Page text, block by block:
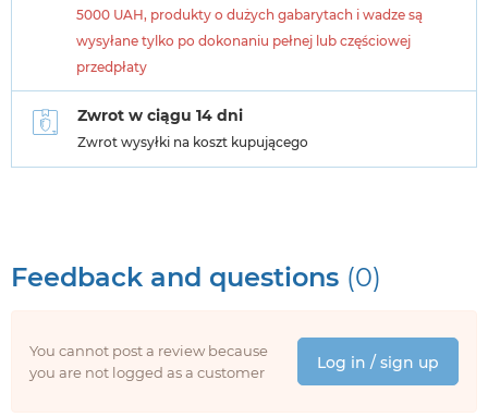
5000 UAH, produkty o dużych gabarytach i wadze są
wysyłane tylko po dokonaniu pełnej lub częściowej
przedpłaty
Zwrot w ciągu 14 dni
Zwrot wysyłki na koszt kupującego
Feedback and questions (0)
You cannot post a review because
you are not logged as a customer
Log in / sign up